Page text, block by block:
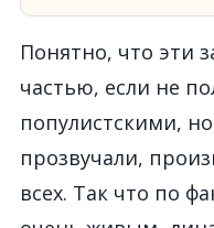
Понятно, что эти
частью, если не
популистскими,
прозвучали,
всех. Так что по